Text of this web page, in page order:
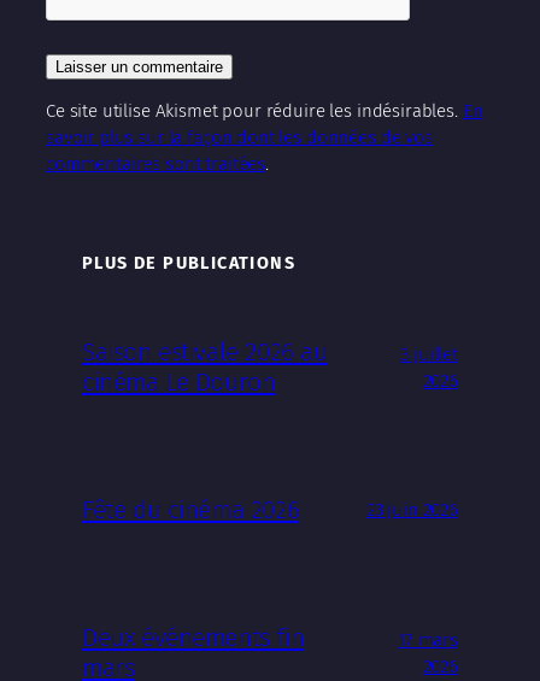
Ce site utilise Akismet pour réduire les indésirables. En
savoir plus sur la façon dont les données de vos
commentaires sont traitées.
PLUS DE PUBLICATIONS
Saison estivale 2026 au
cinéma Le Douron
3 juillet
2026
Fête du cinéma 2026 23 juin 2026
Deux événements fin
mars
17 mars
2026